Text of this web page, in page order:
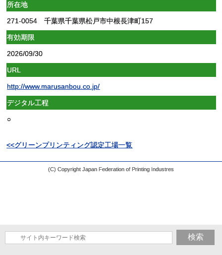
所在地
271-0054 千葉県千葉県松戸市中根長津町157
有効期限
2026/09/30
URL
http://www.marusanbou.co.jp/
デジタル工程
○
<<グリーンプリンティング認定工場一覧
(C) Copyright Japan Federation of Printing Industres